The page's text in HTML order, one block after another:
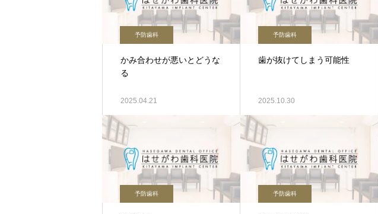
予防歯科
かみ合わせが悪いとどうな
る
2025.04.21
予防歯科
歯が抜けてしまう可能性
2025.10.30
予防歯科 予防歯科